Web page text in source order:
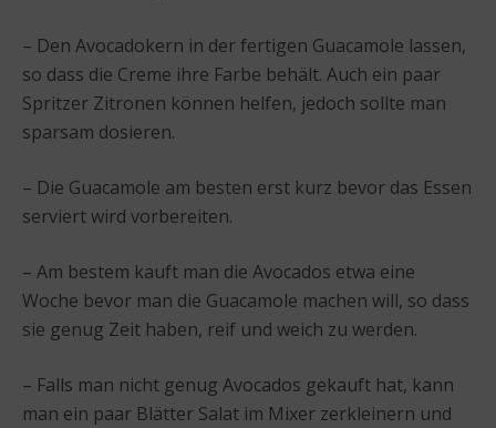
– Den Avocadokern in der fertigen Guacamole lassen,
so dass die Creme ihre Farbe behält. Auch ein paar
Spritzer Zitronen können helfen, jedoch sollte man
sparsam dosieren.
– Die Guacamole am besten erst kurz bevor das Essen
serviert wird vorbereiten.
– Am bestem kauft man die Avocados etwa eine
Woche bevor man die Guacamole machen will, so dass
sie genug Zeit haben, reif und weich zu werden.
– Falls man nicht genug Avocados gekauft hat, kann
man ein paar Blätter Salat im Mixer zerkleinern und